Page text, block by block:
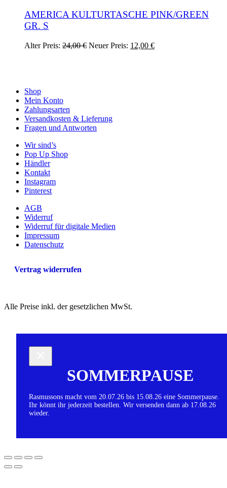
AMERICA KULTURTASCHE PINK/GREEN
GR. S
Alter Preis: 24,00€ Ursprünglicher
Neuer Preis: 12,00 €Aktueller
Shop
Mein Konto
Zahlungsarten
Versandkosten & Lieferung
Fragen und Antworten
Wir sind’s
Pop Up Shop
Händler
Kontakt
Instagram
Pinterest
AGB
Widerruf
Widerruf für digitale Medien
Impressum
Datenschutz
Vertrag widerrufen
Alle Preise inkl. der gesetzlichen MwSt.
SOMMERPAUSE
Rasmussons macht vom 20.07.26 bis 15.08.26 eine Sommerpause.
Ihr könnt ihr jederzeit bestellen. Wir versenden dann ab 17.08.26
wieder.